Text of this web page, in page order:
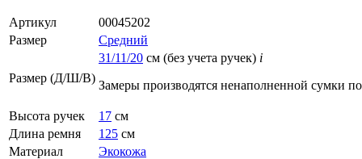
Артикул
00045202
Размер
Средний
Размер (Д/Ш/В)
31/11/20 см (без учета ручек) i
Замеры производятся ненаполненной сумки
Высота ручек 17 см
Длина ремня
125 см
Материал
Экокожа